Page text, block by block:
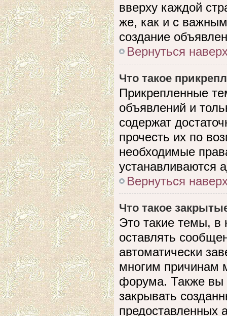
вверху каждой
же, как и с
создание
Вернуться
Что такое
Прикрепленные
объявлений и
содержат
прочесть их по
необходимые
устанавливаются
Вернуться
Что такое
Это такие темы, в
оставлять
автоматически
многим причинам
форума. Также вы
закрывать
предоставленных